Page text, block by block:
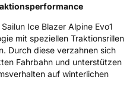
Ice Blazer Alpine Evo1
mit speziellen Traktionsrillen
Durch diese verzahnen sich
Fahrbahn und unterstützen
auf winterlichen